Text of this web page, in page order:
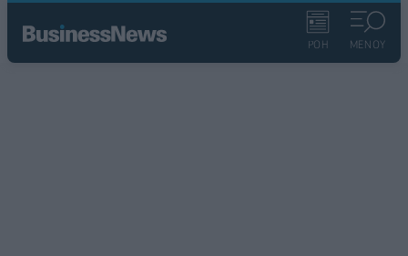
ΡΟΗ ΜΕΝΟΥ